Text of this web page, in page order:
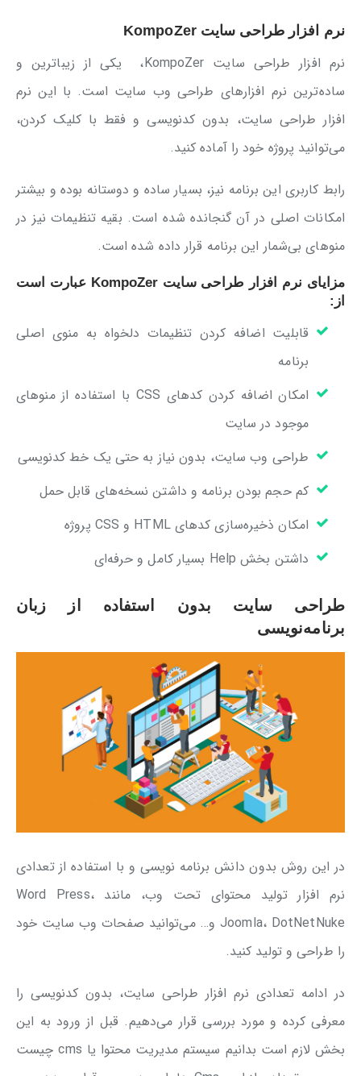
نرم افزار طراحی سایت KompoZer
نرم افزار طراحی سایت KompoZer، یکی از زیباترین و
ساده‌ترین نرم افزارهای طراحی وب سایت است. با این نرم
افزار طراحی سایت، بدون کدنویسی و فقط با کلیک کردن،
می‌توانید پروژه خود را آماده کنید.
رابط کاربری این برنامه نیز، بسیار ساده و دوستانه بوده و بیشتر
امکانات اصلی در آن گنجانده شده است. بقیه تنظیمات نیز در
منو‌های بی‌شمار این برنامه قرار داده شده است.
مزایای نرم افزار طراحی سایت KompoZer عبارت است
از:
قابلیت اضافه کردن تنظیمات دلخواه به منوی اصلی
برنامه
امکان اضافه کردن کدهای CSS با استفاده از منوهای
موجود در سایت
طراحی وب سایت، بدون نیاز به حتی یک خط کدنویسی
کم حجم بودن برنامه و داشتن نسخه‌های قابل حمل
امکان ذخیره‌سازی کدهای HTML و CSS پروژه
داشتن بخش Help بسیار کامل و حرفه‌ای
طراحی سایت بدون استفاده از زبان
برنامه‌نویسی
در این روش بدون دانش برنامه نویسی و با استفاده از تعدادی
نرم افزار تولید محتوای تحت وب، مانند Word Press،
Joomla، DotNetNuke و… می‌توانید صفحات وب سایت خود
را طراحی و تولید کنید.
در ادامه تعدادی نرم افزار طراحی سایت، بدون کدنویسی را
معرفی کرده و مورد بررسی قرار می‌دهیم. قبل از ورود به این
بخش لازم است بدانیم سیستم مدیریت محتوا یا cms چیست